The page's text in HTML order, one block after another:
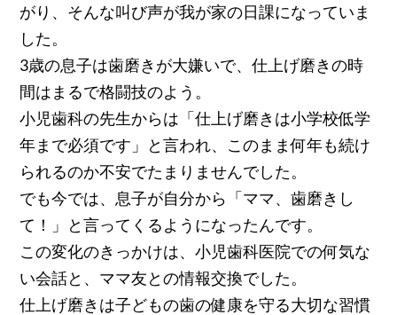
がり、そんな叫び声が我が家の日課になっていま
した。
3歳の息子は歯磨きが大嫌いで、仕上げ磨きの時
間はまるで格闘技のよう。
小児歯科の先生からは「仕上げ磨きは小学校低学
年まで必須です」と言われ、このまま何年も続け
られるのか不安でたまりませんでした。
でも今では、息子が自分から「ママ、歯磨きし
て！」と言ってくるようになったんです。
この変化のきっかけは、小児歯科医院での何気な
い会話と、ママ友との情報交換でした。
仕上げ磨きは子どもの歯の健康を守る大切な習慣